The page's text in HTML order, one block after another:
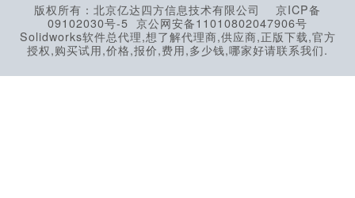
版权所有：北京亿达四方信息技术有限公司
京ICP备
09102030号-5 京公网安备11010802047906号
Solidworks软件总代理,想了解代理商,供应商,正版下载,官方
授权,购买试用,价格,报价,费用,多少钱,哪家好请联系我们.